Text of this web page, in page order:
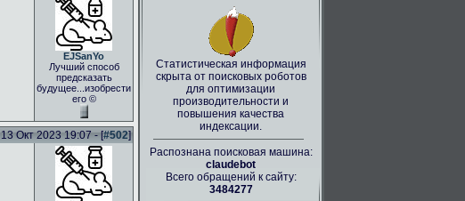
EJSanYo
Лучший способ
предсказать
будущее...изобрести
его ©
13 Окт 2023 19:07 - [#502]
Статистическая информация
скрыта от поисковых роботов
для оптимизации
производительности и
повышения качества
индексации.
Распознана поисковая машина:
claudebot
Всего обращений к сайту:
3484277